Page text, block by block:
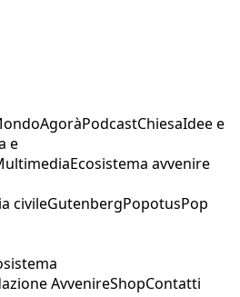
AgoràPodcastChiesaIdee e
e
Ecosistema avvenire
civileGutenbergPopotusPop
AvvenireShopContatti